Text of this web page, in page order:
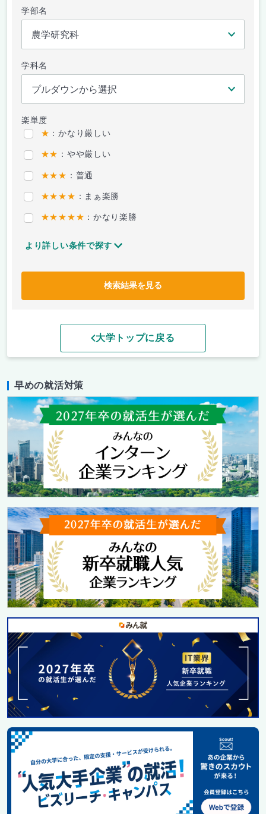
学部名
学科名
楽単度
★ ：かなり厳しい
★★ ：やや厳しい
★★★ ：普通
★★★★ ：まぁ楽勝
★★★★★ ：かなり楽勝
より詳しい条件で探す
検索結果を見る
大学トップに戻る
早めの就活対策